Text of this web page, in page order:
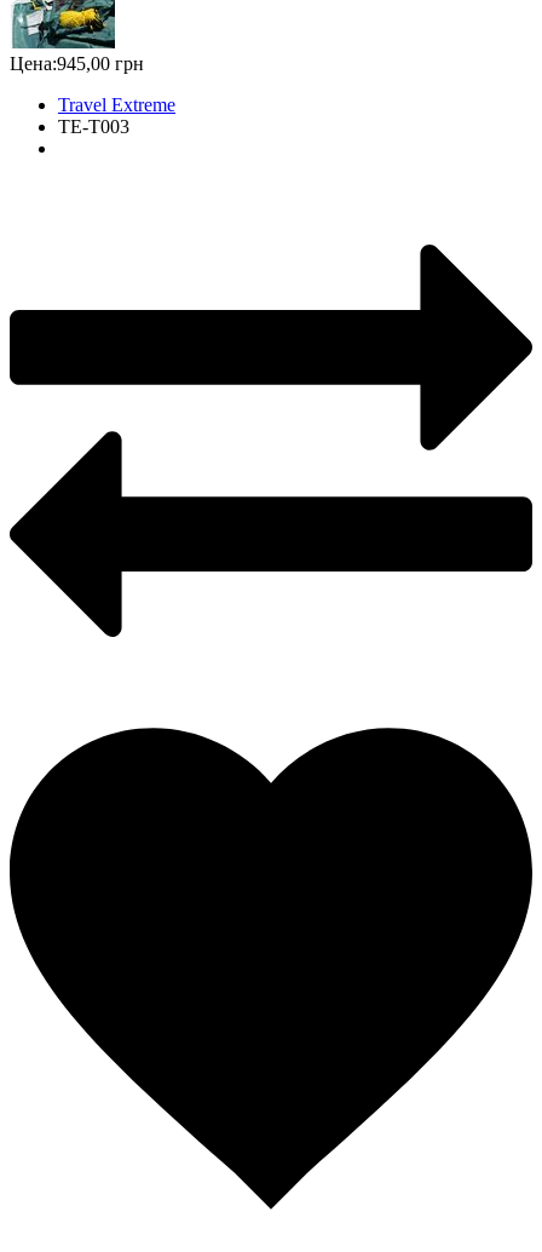
Цена:945,00 грн
Travel Extreme
ТЕ-Т003